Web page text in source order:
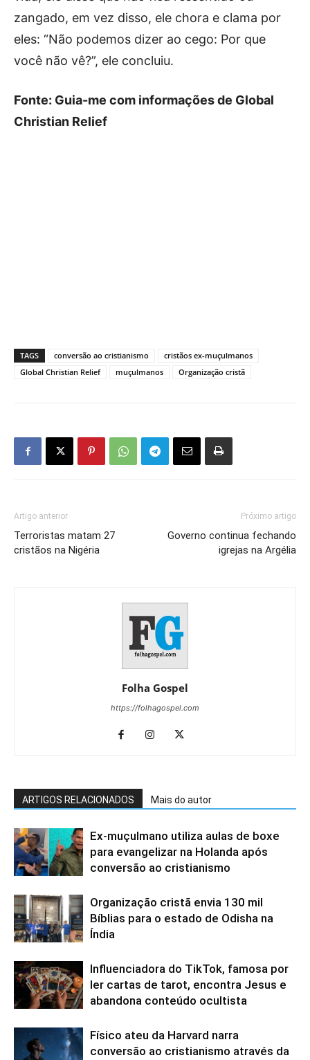
zangado, em vez disso, ele chora e clama por
eles: “Não podemos dizer ao cego: Por que
você não vê?”, ele concluiu.
Fonte: Guia-me com informações de Global
Christian Relief
TAGS conversão ao cristianismo
cristãos ex-muçulmanos
Global Christian Relief
muçulmanos Organização cristã
Artigo anterior
Terroristas matam 27
cristãos na Nigéria
Próximo artigo
Governo continua fechando
igrejas na Argélia
Folha Gospel
https://folhagospel.com
ARTIGOS RELACIONADOS Mais do autor
Ex-muçulmano utiliza aulas de boxe
para evangelizar na Holanda após
conversão ao cristianismo
Organização cristã envia 130 mil
Bíblias para o estado de Odisha na
Índia
Influenciadora do TikTok, famosa por
ler cartas de tarot, encontra Jesus e
abandona conteúdo ocultista
Físico ateu da Harvard narra
conversão ao cristianismo através da